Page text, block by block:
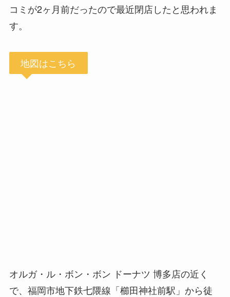
コミが2ヶ月前だったので最近閉店したと思われま
す。
地図はこちら
オルガ・ル・ボン・ボン ドーナツ 博多店の近く
で、福岡市地下鉄七隈線「櫛田神社前駅」から徒